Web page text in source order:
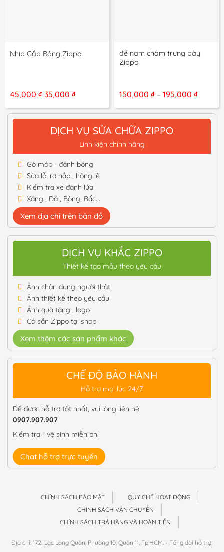
Nhíp Gắp Bông Zippo
45,000₫ Giá
gốc
là:
45,000 ₫.
35,000 ₫Giá
hiện
tại
là:
35,000 ₫.
đế nam châm trưng bày
Zippo
150,000 ₫ – 195,000 ₫
từ
DỊCH VỤ SỬA CHỮA ZIPPO
Linh kiện chính hãng
Gò móp - đánh bóng
Sửa lỗi rơ nắp , hỏng lề
Kiểm tra xe đánh lửa
Xăng , Đá , Bông, Bấc...
Xem địa chỉ trên bản đồ
DỊCH VỤ KHẮC ZIPPO
Thiết kế tạo mẫu theo yêu cầu
Ảnh chân dung người thật
Ảnh thiết kế theo yêu cầu
Ảnh quà tặng , logo
Có sẵn Zippo tại shop
Xem thêm các sản phẩm khác
CHẾ ĐỘ BẢO HÀNH
Hỗ trợ mọi lúc 24/7
Để được hỗ trợ tốt nhất, vui lòng liên hệ
0907.907.907
Kiểm tra - vệ sinh miễn phí
Chat hỗ trợ trực tuyến
CHÍNH SÁCH BẢO MẬT
QUY CHẾ HOẠT ĐỘNG
CHÍNH SÁCH VẬN CHUYỂN
CHÍNH SÁCH TRẢ HÀNG VÀ HOÀN TIỀN
Địa chỉ: 172i Lạc Long Quân, Phường 10, Quận 11, Tp.HCM. - Tổng đài hỗ trợ: